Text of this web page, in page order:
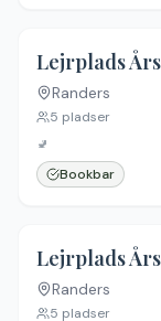
Ingen billeder
Randers
5 pladser
🚽
Bookbar
Ingen billeder
Randers
5 pladser